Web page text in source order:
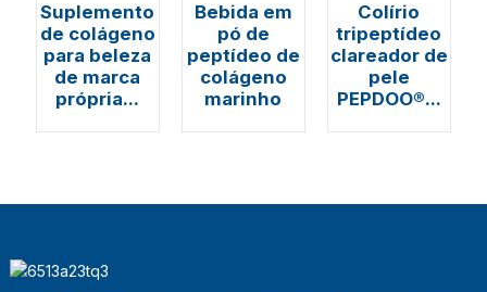
Suplemento
de colágeno
para beleza
de marca
própria...
Bebida em
pó de
peptídeo de
colágeno
marinho
Colírio
tripeptídeo
clareador de
pele
PEPDOO®...